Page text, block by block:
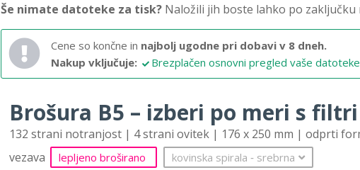
Še nimate datoteke za tisk? Naložili jih boste lahko po
Cene so končne in najbolj ugodne pri dobavi v 8 dneh.
Nakup vključuje:
Brezplačen osnovni pregled vaše datoteke
Brošura B5 – izberi po meri s filtri
132 strani notranjost | 4 strani ovitek | 176 x 250 mm | odprti
vezava
lepljeno broširano kovinska spirala ‐ srebrna